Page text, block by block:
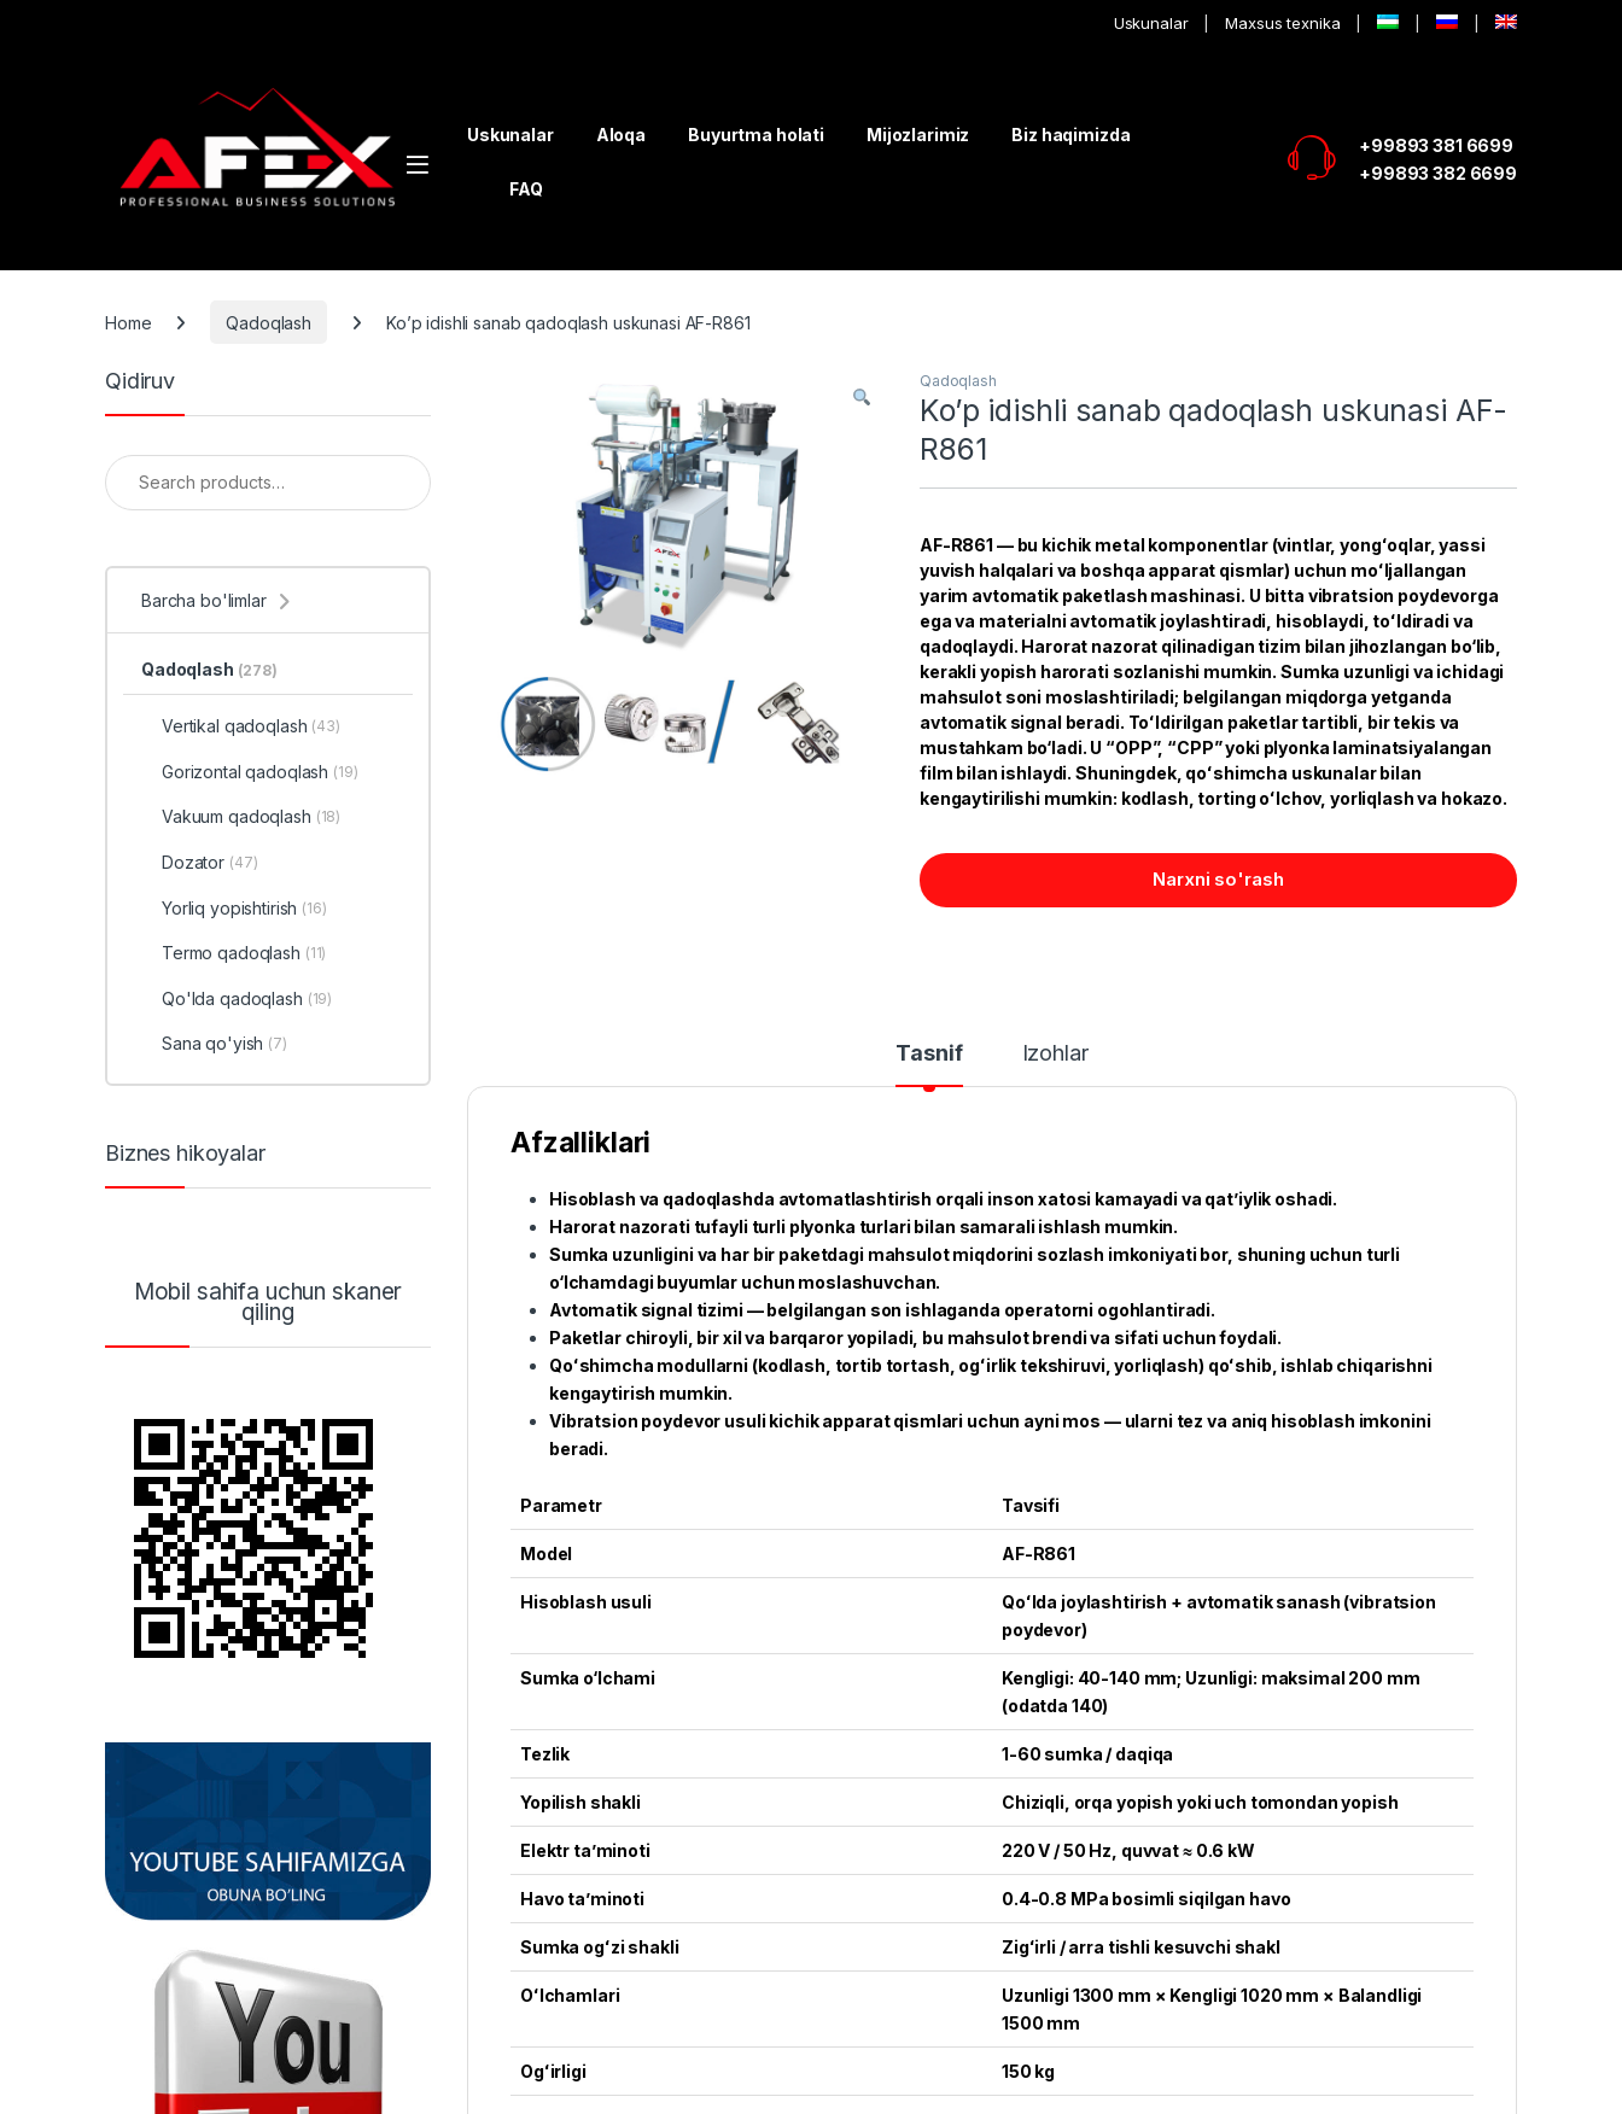
Uskunalar Maxsus texnika
Uskunalar Aloqa Buyurtma holati Mijozlarimiz Biz haqimizda
FAQ
+99893 381 6699
+99893 382 6699
Home Qadoqlash Ko’p idishli sanab qadoqlash uskunasi AF-R861
Qadoqlash
Ko’p idishli sanab qadoqlash uskunasi AF-
R861
AF-R861 — bu kichik metal komponentlar (vintlar, yongʻoqlar, yassi
yuvish halqalari va boshqa apparat qismlar) uchun moʻljallangan
yarim avtomatik paketlash mashinasi. U bitta vibratsion poydevorga
ega va materialni avtomatik joylashtiradi, hisoblaydi, toʻldiradi va
qadoqlaydi. Harorat nazorat qilinadigan tizim bilan jihozlangan bo‘lib,
kerakli yopish harorati sozlanishi mumkin. Sumka uzunligi va ichidagi
mahsulot soni moslashtiriladi; belgilangan miqdorga yetganda
avtomatik signal beradi. Toʻldirilgan paketlar tartibli, bir tekis va
mustahkam bo‘ladi. U “OPP”, “CPP” yoki plyonka laminatsiyalangan
film bilan ishlaydi. Shuningdek, qoʻshimcha uskunalar bilan
kengaytirilishi mumkin: kodlash, torting oʻlchov, yorliqlash va hokazo.
Narxni so'rash
Tasnif Izohlar
Afzalliklari
Hisoblash va qadoqlashda avtomatlashtirish orqali inson xatosi kamayadi va qat’iylik oshadi.
Harorat nazorati tufayli turli plyonka turlari bilan samarali ishlash mumkin.
Sumka uzunligini va har bir paketdagi mahsulot miqdorini sozlash imkoniyati bor, shuning uchun turli
o‘lchamdagi buyumlar uchun moslashuvchan.
Avtomatik signal tizimi — belgilangan son ishlaganda operatorni ogohlantiradi.
Paketlar chiroyli, bir xil va barqaror yopiladi, bu mahsulot brendi va sifati uchun foydali.
Qoʻshimcha modullarni (kodlash, tortib tortash, ogʻirlik tekshiruvi, yorliqlash) qoʻshib, ishlab chiqarishni
kengaytirish mumkin.
Vibratsion poydevor usuli kichik apparat qismlari uchun ayni mos — ularni tez va aniq hisoblash imkonini
beradi.
Parametr Tavsifi
Model AF-R861
Hisoblash usuli
Qoʻlda joylashtirish + avtomatik sanash (vibratsion
poydevor)
Sumka o‘lchami
Kengligi: 40-140 mm; Uzunligi: maksimal 200 mm
(odatda 140)
Tezlik 1-60 sumka / daqiqa
Yopilish shakli Chiziqli, orqa yopish yoki uch tomondan yopish
Elektr ta’minoti 220 V / 50 Hz, quvvat ≈ 0.6 kW
Havo ta’minoti 0.4-0.8 MPa bosimli siqilgan havo
Sumka ogʻzi shakli Zigʻirli / arra tishli kesuvchi shakl
Oʻlchamlari
Uzunligi 1300 mm × Kengligi 1020 mm × Balandligi
1500 mm
Ogʻirligi 150 kg
Qidiruv
Search for:
Barcha bo'limlar
Qadoqlash (278)
Vertikal qadoqlash (43)
Gorizontal qadoqlash (19)
Vakuum qadoqlash (18)
Dozator (47)
Yorliq yopishtirish (16)
Termo qadoqlash (11)
Qo'lda qadoqlash (19)
Sana qo'yish (7)
Biznes hikoyalar
Mobil sahifa uchun skaner
qiling